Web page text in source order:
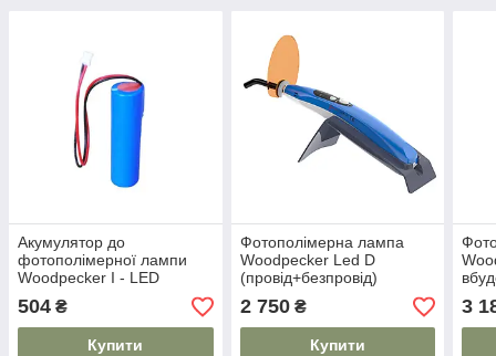
Акумулятор до
фотополімерної лампи
Woodpecker I - LED
Батерея
504 ₴
Купити
Фотополімерна лампа
Woodpecker Led D
(провід+безпровід)
2 750₴
Купити
3